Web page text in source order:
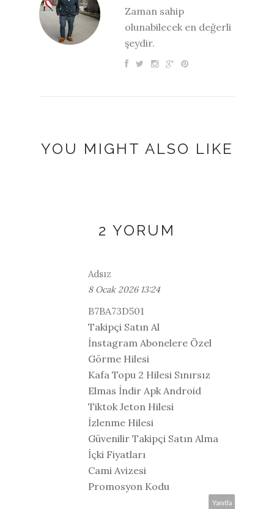
Zaman sahip
olunabilecek en değerli
şeydir.
YOU MIGHT ALSO LIKE
2 YORUM
Adsız
8 Ocak 2026 13:24
B7BA73D501
Takipçi Satın Al
İnstagram Abonelere Özel
Görme Hilesi
Kafa Topu 2 Hilesi Sınırsız
Elmas İndir Apk Android
Tiktok Jeton Hilesi
İzlenme Hilesi
Güvenilir Takipçi Satın Alma
İçki Fiyatları
Cami Avizesi
Promosyon Kodu
Yanıtla